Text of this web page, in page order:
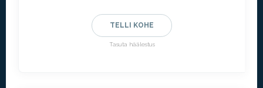
TELLI KOHE
Tasuta häälestus